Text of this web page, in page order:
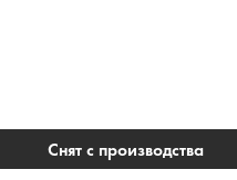
Снят с производства